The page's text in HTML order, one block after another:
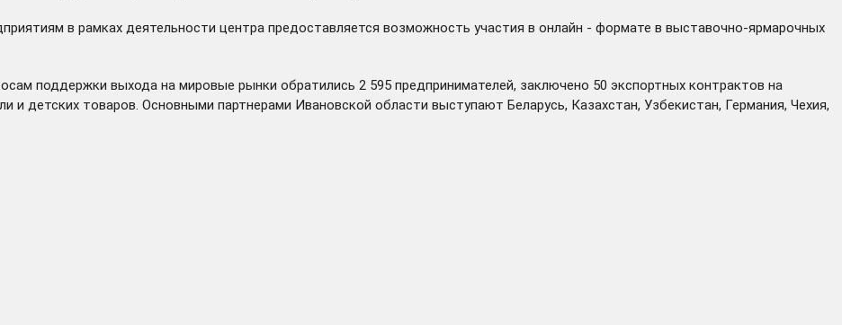
в рамках деятельности центра предоставляется возможность участия в онлайн - формате в выставочно-ярмарочных
поддержки выхода на мировые рынки обратились 2 595 предпринимателей, заключено 50 экспортных контрактов на
и детских товаров. Основными партнерами Ивановской области выступают Беларусь, Казахстан, Узбекистан, Германия, Чехия,